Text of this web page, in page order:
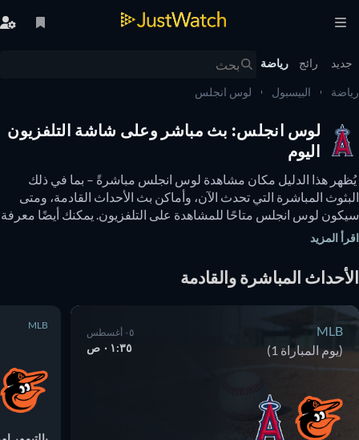
رائج رياضة
البيسبول لوس انجلس
لوس انجلس: بث مباشر وعلى شاشة التلفزيون
اليوم
يُظهر هذا الدليل مكان مشاهدة لوس انجلس مباشرةً – بما في ذلك
البثوث المباشرة التي تحدث الآن، وأماكن بث الأحداث القادمة، ومتى
سيكون لوس انجلس متاحًا للمشاهدة على التلفزيون. يمكنك أيضًا معرفة
كانت هناك خيارات لمشاهدة لوس انجلس عبر الإنترنت مجانًا. المزيد
المباشرة والقادمة
MLB
(يوم المباراة 1)
٠١:٣٥ ص
MLB